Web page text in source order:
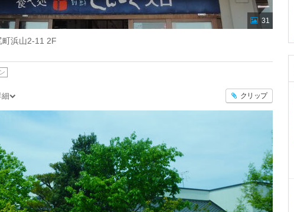
31
浜山2-11 2F
クリップ